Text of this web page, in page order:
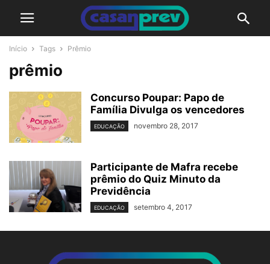
Início Tags Prêmio
prêmio
Concurso Poupar: Papo de
Família Divulga os vencedores
EDUCAÇÃO novembro 28, 2017
Participante de Mafra recebe
prêmio do Quiz Minuto da
Previdência
EDUCAÇÃO setembro 4, 2017